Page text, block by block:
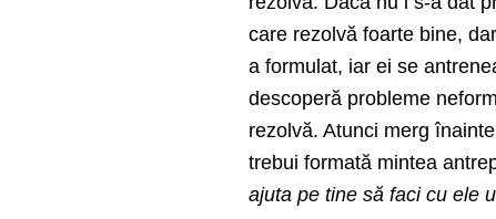
care rezolvă foarte bine,
a formulat, iar ei se
descoperă probleme
rezolvă. Atunci merg
trebui formată mintea
ajuta pe tine să faci cu ele